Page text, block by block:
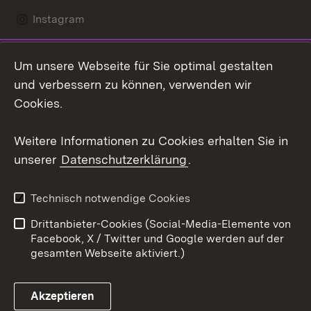
Instagram
Mastodon
Youtube
Link zum Landesportal
Kontakt
Datenschutz
Barrierefreiheit
Impressum Cookies
Um unsere Webseite für Sie optimal gestalten
und verbessern zu können, verwenden wir
Cookies.
Weitere Informationen zu Cookies erhalten Sie in
unserer Datenschutzerklärung.
Technisch notwendige Cookies
Drittanbieter-Cookies (Social-Media-Elemente von
Facebook, X / Twitter und Google werden auf der
gesamten Webseite aktiviert.)
Akzeptieren